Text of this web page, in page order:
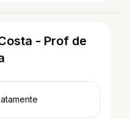
- Prof de